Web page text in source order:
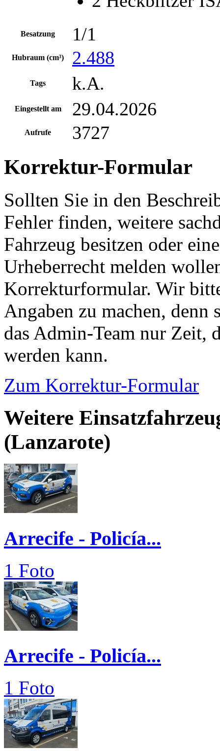
Besatzung 1/1
Hubraum (cm³) 2.488
Tags k.A.
Eingestellt am 29.04.2026
Aufrufe 3727
Korrektur-Formular
Sollten Sie in den
Fehler finden, weitere
Fahrzeug besitzen oder
Urheberrecht melden
Korrekturformular. Wir
Angaben zu machen,
das Admin-Team nur Zeit,
werden kann.
Zum Korrektur-Formular
Weitere
(Lanzarote)
Arrecife - Policía...
1 Foto
Arrecife - Policía...
1 Foto